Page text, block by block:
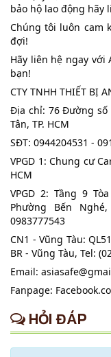
bảo hộ lao động hãy
Chúng tôi luôn cam
đợi!
Hãy liên hệ ngay với
bạn!
CTY TNHH THIẾT BỊ
Địa chỉ: 76 Đường số
Tân, TP. HCM
SĐT: 0944204531 -
VPGD 1: Chung cư
HCM
VPGD 2: Tầng 9
Phường Bến
0983777543
CN1 - Vũng Tàu:
BR - Vũng Tàu, Tel:
Email:
Fanpage:
HỎI ĐÁP